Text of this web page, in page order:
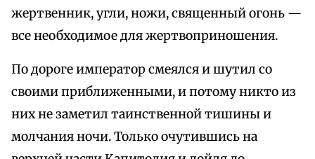
жертвенник, угли, ножи, священный огонь —
все необходимое для жертвоприношения.
По дороге император смеялся и шутил со
своими приближенными, и потому никто из
них не заметил таинственной тишины и
молчания ночи. Только очутившись на